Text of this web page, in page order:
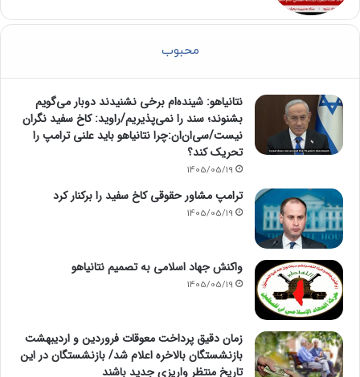
محبوب
نتانیاهو: شینده‌ام برخی نشنیدند دوبار می‌گویم
بشنوند؛ سند را نمی‌پذیریم/راوید: کاخ سفید نگران
نیست/سی‌ان‌ان:چرا نتانیاهو باید علنی ترامپ را
تحریک کند؟
1405/05/19
ترامپ مشاور حقوقی کاخ سفید را برکنار کرد
1405/05/19
واکنش جهاد اسلامی به تصمیم نتانیاهو
1405/05/19
زمان دقیق پرداخت معوقات فروردین و اردیبهشت
بازنشستگان بالاخره اعلام شد/ بازنشستگان در این
تاریخ منتظر واریزی جدید باشند